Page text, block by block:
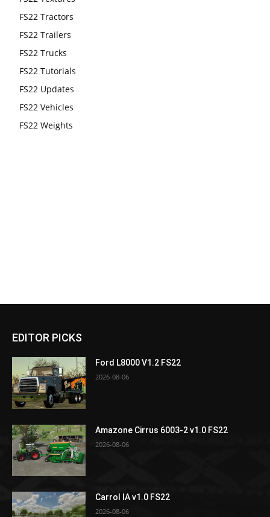
FS22 Tractors
FS22 Trailers
FS22 Trucks
FS22 Tutorials
FS22 Updates
FS22 Vehicles
FS22 Weights
EDITOR PICKS
Ford L8000 V1.2 FS22
2026-08-06
Amazone Cirrus 6003-2 v1.0 FS22
2026-08-06
Carrol IA v1.0 FS22
2026-08-06